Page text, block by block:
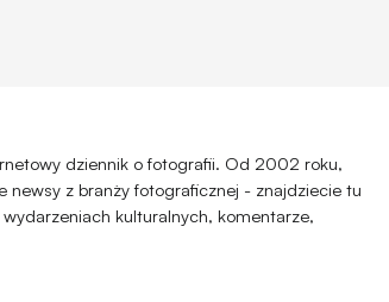
dziennik o fotografii. Od 2002 roku,
z branży fotograficznej - znajdziecie tu
kulturalnych, komentarze,